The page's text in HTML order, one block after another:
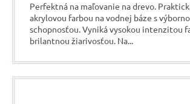
Perfektná na maľovanie na drevo.
akrylovou farbou na vodnej báze s
schopnosťou. Vyniká vysokou intenzitou
brilantnou žiarivosťou. Na...